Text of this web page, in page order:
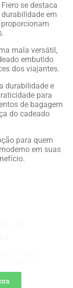
se destaca
em
mala versátil,
embutido
dos viajantes.
durabilidade e
para
de bagagem
do cadeado
para quem
em suas